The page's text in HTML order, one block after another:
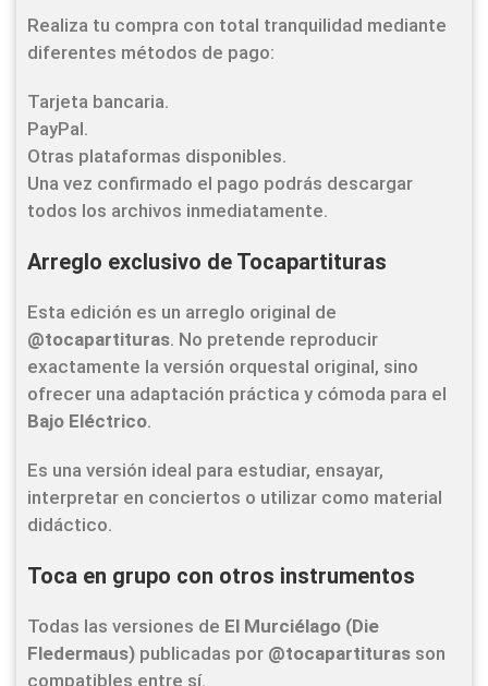
Realiza tu compra con total tranquilidad mediante
diferentes métodos de pago:
Tarjeta bancaria.
PayPal.
Otras plataformas disponibles.
Una vez confirmado el pago podrás descargar
todos los archivos inmediatamente.
Arreglo exclusivo de Tocapartituras
Esta edición es un arreglo original de
@tocapartituras. No pretende reproducir
exactamente la versión orquestal original, sino
ofrecer una adaptación práctica y cómoda para el
Bajo Eléctrico.
Es una versión ideal para estudiar, ensayar,
interpretar en conciertos o utilizar como material
didáctico.
Toca en grupo con otros instrumentos
Todas las versiones de El Murciélago (Die
Fledermaus) publicadas por @tocapartituras son
compatibles entre sí.